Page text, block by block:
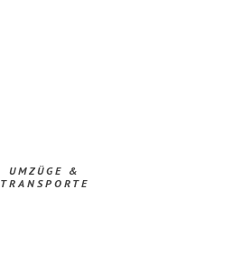
UMZÜGE &
TRANSPORTE